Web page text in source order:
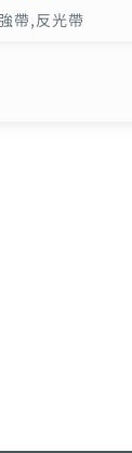
帶,反光帶